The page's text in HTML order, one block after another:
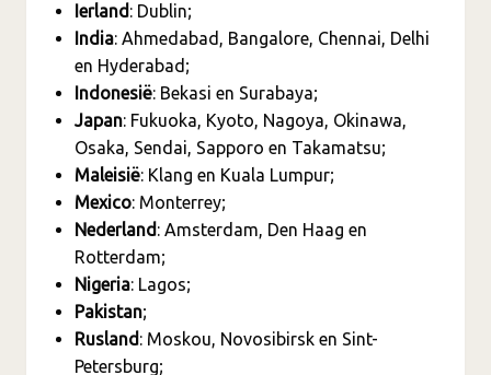
Ierland: Dublin;
India: Ahmedabad, Bangalore, Chennai, Delhi
en Hyderabad;
Indonesië: Bekasi en Surabaya;
Japan: Fukuoka, Kyoto, Nagoya, Okinawa,
Osaka, Sendai, Sapporo en Takamatsu;
Maleisië: Klang en Kuala Lumpur;
Mexico: Monterrey;
Nederland: Amsterdam, Den Haag en
Rotterdam;
Nigeria: Lagos;
Pakistan;
Rusland: Moskou, Novosibirsk en Sint-
Petersburg;